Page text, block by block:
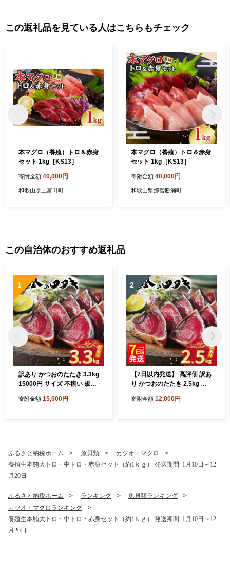
この返礼品を見ている人はこちらもチェック
本マグロ（養殖）トロ＆赤身
セット 1kg［KS13］
寄附金額 40,000円
和歌山県上富田町
本マグロ（養殖）トロ＆赤身
セット 1kg［KS13］
寄附金額 40,000円
和歌山県那智勝浦町
この自治体のおすすめ返礼品
1
訳あり かつおのたたき 3.3kg
15000円 サイズ 不揃い 規格
たたき 鰹のたたき 旬 お手軽
おかず 加工品 本場 晩ごはん
流水 解凍 簡単 ハマスイ 愛南
町 愛媛県
寄附金額 15,000円
2
【7日以内発送】 高評価 訳あ
り かつおのたたき 2.5kg 鰹
ツオのタタキ かつおのたた
タキ カツオたたき かつおタ
タキ サイズ 不揃い 規格外 傷
肉 厚 冷凍 大容量 人気 ハマ
寄附金額 12,000円
ふるさと納税ホーム 魚貝類
カツオ・マグロ
養殖生本鮪大トロ・中トロ・赤身セット（約1ｋｇ） 発送期間: 1月10日～12
月20日
ふるさと納税ホーム ランキング
魚貝類ランキング
カツオ・マグロランキング
養殖生本鮪大トロ・中トロ・赤身セット（約1ｋｇ） 発送期間: 1月10日～12
月20日